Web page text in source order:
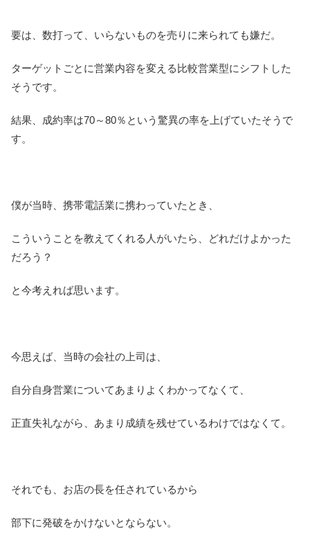
要は、数打って、いらないものを売りに来られても嫌だ。
ターゲットごとに営業内容を変える比較営業型にシフトした
そうです。
結果、成約率は70～80％という驚異の率を上げていたそうで
す。
僕が当時、携帯電話業に携わっていたとき、
こういうことを教えてくれる人がいたら、どれだけよかった
だろう？
と今考えれば思います。
今思えば、当時の会社の上司は、
自分自身営業についてあまりよくわかってなくて、
正直失礼ながら、あまり成績を残せているわけではなくて。
それでも、お店の長を任されているから
部下に発破をかけないとならない。